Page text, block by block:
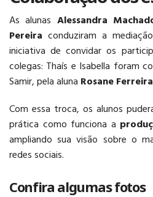
As alunas Alessandra
Pereira conduziram a
iniciativa de convidar os
colegas: Thaís e Isabella foram
Samir, pela aluna Rosane
Com essa troca, os alunos
prática como funciona a
ampliando sua visão sobre o
redes sociais.
Confira algumas fotos